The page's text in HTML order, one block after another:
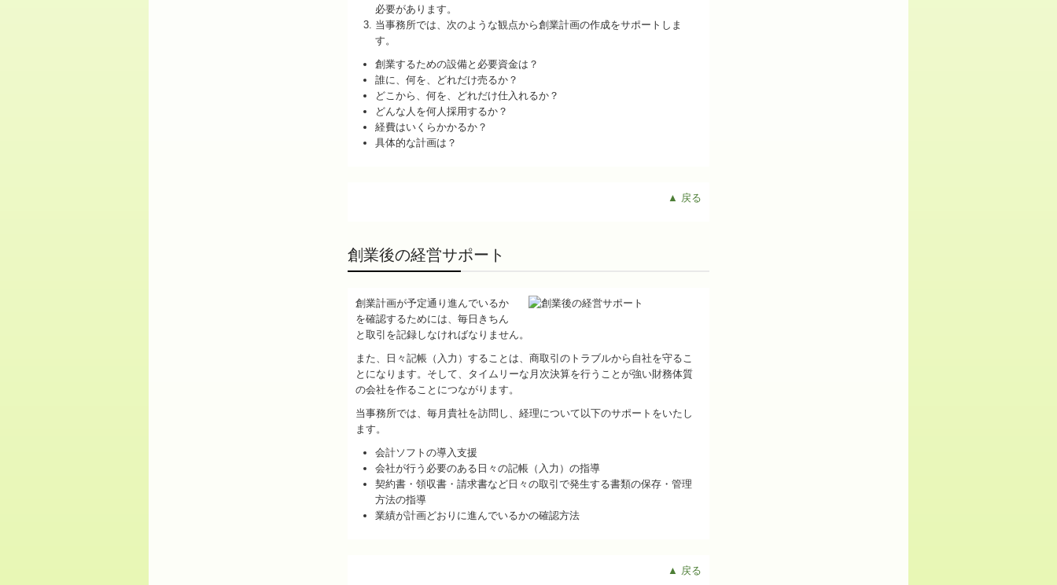
必要があります。
当事務所では、次のような観点から創業計画の作成をサポートしま
す。
創業するための設備と必要資金は？
誰に、何を、どれだけ売るか？
どこから、何を、どれだけ仕入れるか？
どんな人を何人採用するか？
経費はいくらかかるか？
具体的な計画は？
▲ 戻る
創業後の経営サポート
創業計画が予定通り進んでいるか
を確認するためには、毎日きちん
と取引を記録しなければなりません。
また、日々記帳（入力）することは、商取引のトラブルから自社を守るこ
とになります。そして、タイムリーな月次決算を行うことが強い財務体質
の会社を作ることにつながります。
当事務所では、毎月貴社を訪問し、経理について以下のサポートをいたし
ます。
会計ソフトの導入支援
会社が行う必要のある日々の記帳（入力）の指導
契約書・領収書・請求書など日々の取引で発生する書類の保存・管理
方法の指導
業績が計画どおりに進んでいるかの確認方法
▲ 戻る